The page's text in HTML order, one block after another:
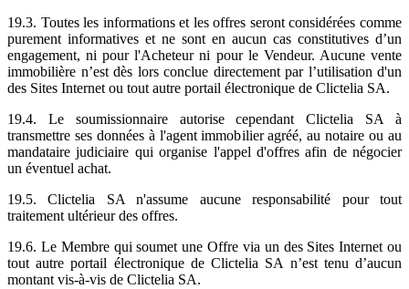
19.3. Toutes les informations et les offres seront considérées comme
purement informatives et ne sont en aucun cas constitutives d’un
engagement, ni pour l'Acheteur ni pour le Vendeur. Aucune vente
immobilière n’est dès lors conclue directement par l’utilisation d'un
des Sites Internet ou tout autre portail électronique de Clictelia SA.
19.4. Le soumissionnaire autorise cependant Clictelia SA à
transmettre ses données à l'agent immobilier agréé, au notaire ou au
mandataire judiciaire qui organise l'appel d'offres afin de négocier
un éventuel achat.
19.5. Clictelia SA n'assume aucune responsabilité pour tout
traitement ultérieur des offres.
19.6. Le Membre qui soumet une Offre via un des Sites Internet ou
tout autre portail électronique de Clictelia SA n’est tenu d’aucun
montant vis-à-vis de Clictelia SA.